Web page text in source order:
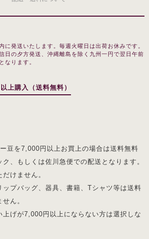
に発送いたします。毎週火曜日は出荷お休みです。
日の夕方発送、沖縄離島を除く九州一円で翌日午前
なります。
上購入（送料無料）
豆を7,000円以上お買上の場合は送料無料
、もしくは佐川急便での配送となります。
けません。
プバッグ、器具、書籍、Tシャツ等は送料
ん。
げが7,000円以上にならない方は選択しな